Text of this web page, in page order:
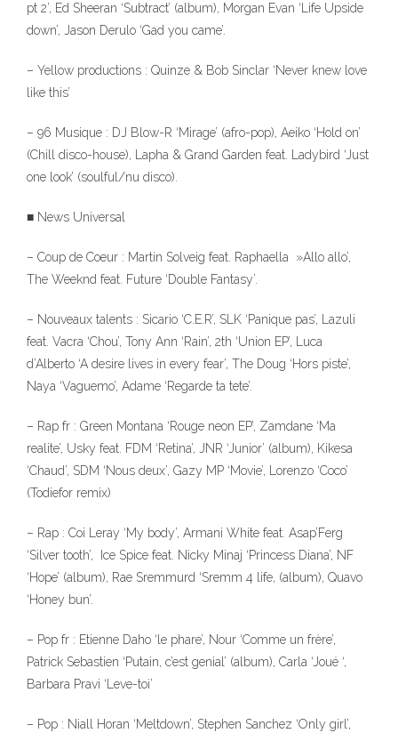
pt 2’, Ed Sheeran ‘Subtract’ (album), Morgan Evan ‘Life Upside
down’, Jason Derulo ‘Gad you came’.
– Yellow productions : Quinze & Bob Sinclar ‘Never knew love
like this’
– 96 Musique : DJ Blow-R ‘Mirage’ (afro-pop), Aeiko ‘Hold on’
(Chill disco-house), Lapha & Grand Garden feat. Ladybird ‘Just
one look’ (soulful/nu disco).
■ News Universal
– Coup de Coeur : Martin Solveig feat. Raphaella »Allo allo’,
The Weeknd feat. Future ‘Double Fantasy’.
– Nouveaux talents : Sicario ‘C.E.R’, SLK ‘Panique pas’, Lazuli
feat. Vacra ‘Chou’, Tony Ann ‘Rain’, 2th ‘Union EP’, Luca
d’Alberto ‘A desire lives in every fear’, The Doug ‘Hors piste’,
Naya ‘Vaguemo’, Adame ‘Regarde ta tete’.
– Rap fr : Green Montana ‘Rouge neon EP’, Zamdane ‘Ma
realite’, Usky feat. FDM ‘Retina’, JNR ‘Junior’ (album), Kikesa
‘Chaud’, SDM ‘Nous deux’, Gazy MP ‘Movie’, Lorenzo ‘Coco’
(Todiefor remix)
– Rap : Coi Leray ‘My body’, Armani White feat. Asap’Ferg
‘Silver tooth’, Ice Spice feat. Nicky Minaj ‘Princess Diana’, NF
‘Hope’ (album), Rae Sremmurd ‘Sremm 4 life, (album), Quavo
‘Honey bun’.
– Pop fr : Etienne Daho ‘le phare’, Nour ‘Comme un frère’,
Patrick Sebastien ‘Putain, c’est genial’ (album), Carla ‘Joué ‘,
Barbara Pravi ‘Leve-toi’
– Pop : Niall Horan ‘Meltdown’, Stephen Sanchez ‘Only girl’,